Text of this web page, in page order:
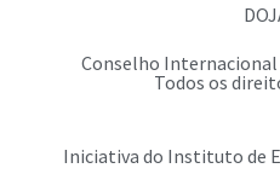
Conselho Internacional
Todos os
Iniciativa do Instituto de